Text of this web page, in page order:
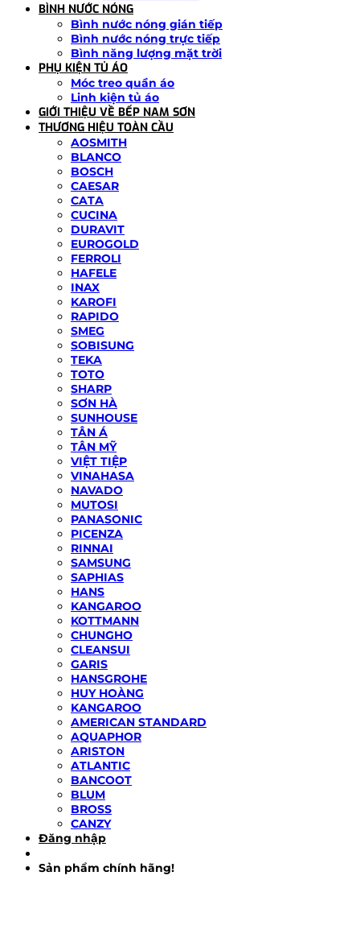
BÌNH NƯỚC NÓNG
Bình nước nóng gián tiếp
Bình nước nóng trực tiếp
Bình năng lượng mặt trời
PHỤ KIỆN TỦ ÁO
Móc treo quần áo
Linh kiện tủ áo
GIỚI THIỆU VỀ BẾP NAM SƠN
THƯƠNG HIỆU TOÀN CẦU
AOSMITH
BLANCO
BOSCH
CAESAR
CATA
CUCINA
DURAVIT
EUROGOLD
FERROLI
HAFELE
INAX
KAROFI
RAPIDO
SMEG
SOBISUNG
TEKA
TOTO
SHARP
SƠN HÀ
SUNHOUSE
TÂN Á
TÂN MỸ
VIỆT TIỆP
VINAHASA
NAVADO
MUTOSI
PANASONIC
PICENZA
RINNAI
SAMSUNG
SAPHIAS
HANS
KANGAROO
KOTTMANN
CHUNGHO
CLEANSUI
GARIS
HANSGROHE
HUY HOÀNG
KANGAROO
AMERICAN STANDARD
AQUAPHOR
ARISTON
ATLANTIC
BANCOOT
BLUM
BROSS
CANZY
Đăng nhập
Sản phẩm chính hãng!